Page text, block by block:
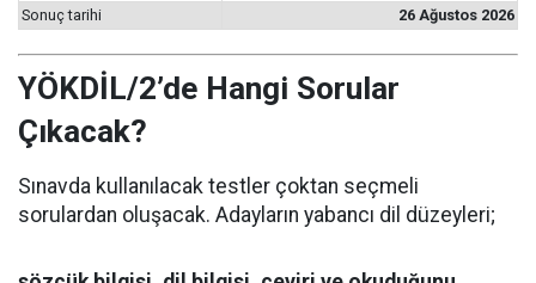
Sonuç tarihi
26 Ağustos 2026
YÖKDİL/2’de Hangi Sorular
Çıkacak?
Sınavda kullanılacak testler çoktan seçmeli
sorulardan oluşacak. Adayların yabancı dil düzeyleri;